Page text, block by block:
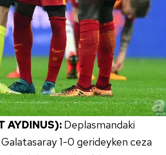
AYDINUS): Deplasmandaki
1-0 gerideyken ceza